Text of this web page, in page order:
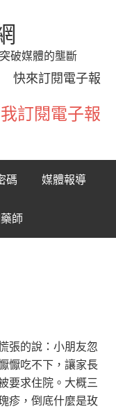
破媒體的壟斷
快來訂閱電子報
訂閱電子報
碼 媒體報導
師
張的說：小朋友忽
懨吃不下，讓家長
要求住院。大概三
疹，倒底什麼是玫